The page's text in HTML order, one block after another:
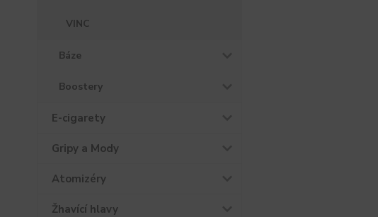
VINC
Báze
Boostery
E-cigarety
Gripy a Mody
Atomizéry
Žhavící hlavy